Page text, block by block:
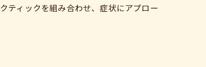
ティックを組み合わせ、症状にアプロー